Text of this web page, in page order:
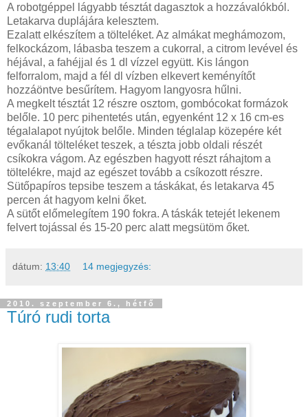
A robotgéppel lágyabb tésztát dagasztok a hozzávalókból.
Letakarva duplájára kelesztem.
Ezalatt elkészítem a tölteléket. Az almákat meghámozom,
felkockázom, lábasba teszem a cukorral, a citrom levével és
héjával, a fahéjjal és 1 dl vízzel együtt. Kis lángon
felforralom, majd a fél dl vízben elkevert keményítőt
hozzáöntve besűrítem. Hagyom langyosra hűlni.
A megkelt tésztát 12 részre osztom, gombócokat formázok
belőle. 10 perc pihentetés után, egyenként 12 x 16 cm-es
tégalalapot nyújtok belőle. Minden téglalap közepére két
evőkanál tölteléket teszek, a tészta jobb oldali részét
csíkokra vágom. Az egészben hagyott részt ráhajtom a
töltelékre, majd az egészet tovább a csíkozott részre.
Sütőpapíros tepsibe teszem a táskákat, és letakarva 45
percen át hagyom kelni őket.
A sütőt előmelegítem 190 fokra. A táskák tetejét lekenem
felvert tojással és 15-20 perc alatt megsütöm őket.
dátum: 13:40 14 megjegyzés:
2010. szeptember 6., hétfő
Túró rudi torta